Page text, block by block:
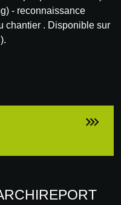
- reconnaissance
chantier . Disponible sur